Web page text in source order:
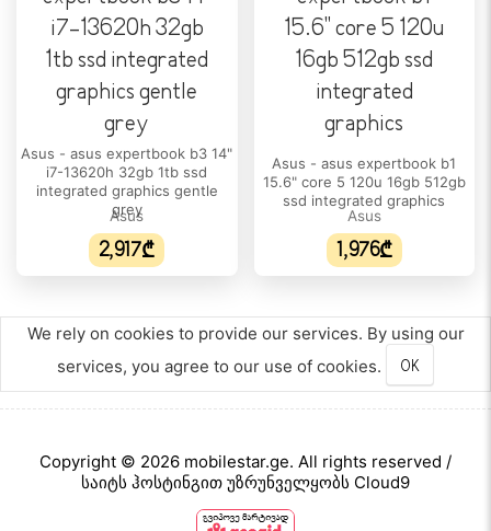
ᲞᲠᲝᲪᲔᲡᲝᲠᲘ
პროცესორის/ჩიპსეტის ტიპი:
AMD Ryzen 7
პროცესორის მოდელი:
260
ბირთვების რაოდენობა:
პროცესორის ნაკადი:
პროცესორის მწარმოებელი:
AMD
პროცესორის მაქსიმალური სიხშირე:
ქეშ-მეხსიერება:
Asus - asus expertbook b3 14"
i7-13620h 32gb 1tb ssd
integrated graphics gentle
grey
Asus
2,917₾
Asus - asus expertbook b1
15.6" core 5 120u 16gb 512gb
ssd integrated graphics
Asus
1,976₾
We rely on cookies to provide our services. By using our
services, you agree to our use of cookies.
OK
Copyright © 2026 mobilestar.ge. All rights reserved /
საიტს ჰოსტინგით უზრუნველყობს Cloud9